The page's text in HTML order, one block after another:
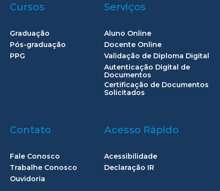
Cursos
Graduação
Pós-graduação
PPG
Serviços
Aluno Online
Docente Online
Validação de Diploma Digital
Autenticação Digital de
Documentos
Certificação de Documentos
Solicitados
Contato
Fale Conosco
Trabalhe Conosco
Ouvidoria
Acesso Rápido
Acessibilidade
Declaração IR